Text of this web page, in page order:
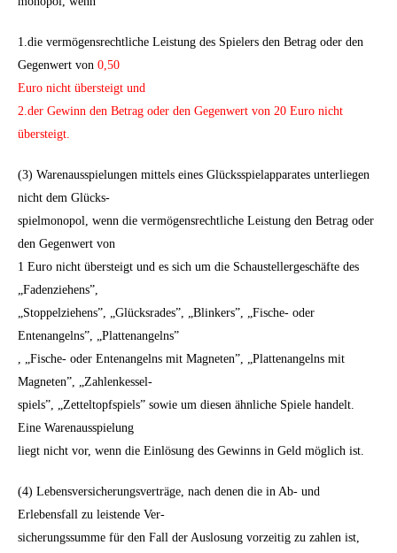
1.die vermögensrechtliche Leistung des Spielers den Betrag oder den
Gegenwert von 0,50
Euro nicht übersteigt und
2.der Gewinn den Betrag oder den Gegenwert von 20 Euro nicht
übersteigt.
(3) Warenausspielungen mittels eines Glücksspielapparates unterliegen
nicht dem Glücks-
spielmonopol, wenn die vermögensrechtliche Leistung den Betrag oder
den Gegenwert von
1 Euro nicht übersteigt und es sich um die Schaustellergeschäfte des
„Fadenziehens”,
„Stoppelziehens”, „Glücksrades”, „Blinkers”, „Fische- oder
Entenangelns”, „Plattenangelns”
, „Fische- oder Entenangelns mit Magneten”, „Plattenangelns mit
Magneten”, „Zahlenkessel-
spiels”, „Zetteltopfspiels” sowie um diesen ähnliche Spiele handelt.
Eine Warenausspielung
liegt nicht vor, wenn die Einlösung des Gewinns in Geld möglich ist.
(4) Lebensversicherungsverträge, nach denen die in Ab- und
Erlebensfall zu leistende Ver-
sicherungssumme für den Fall der Auslosung vorzeitig zu zahlen ist,